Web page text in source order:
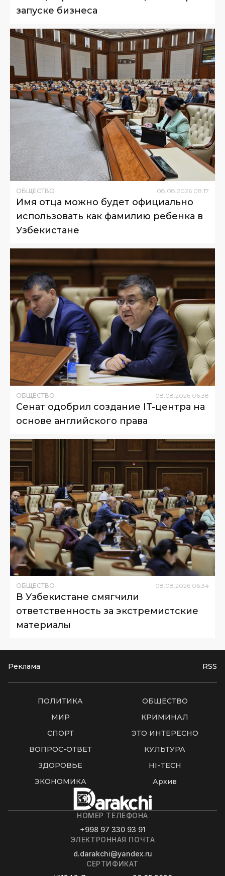
запуске бизнеса
ОБЩЕСТВО 08.08.2026 08:17
Имя отца можно будет официально
использовать как фамилию ребенка в
Узбекистане
ОБЩЕСТВО 08 08 2026 06:38
Сенат одобрил создание IT-центра на
основе английского права
ОБЩЕСТВО 08.08.2026 06:34
В Узбекистане смягчили
ответственность за экстремистские
материалы
Реклама RSS
ПОЛИТИКА
ОБЩЕСТВО
МИР
КРИМИНАЛ
СПОРТ
ЭТО ИНТЕРЕСНО
ВОПРОС-ОТВЕТ
КУЛЬТУРА
ЗДОРОВЬЕ
HI-TECH
ЭКОНОМИКА
Архив
НОМЕР ТЕЛЕФОНА
+998 97 330 93 91
ЭЛЕКТРОННАЯ ПОЧТА
d.darakchi@yandex.ru
СЕРТИФИКАТ